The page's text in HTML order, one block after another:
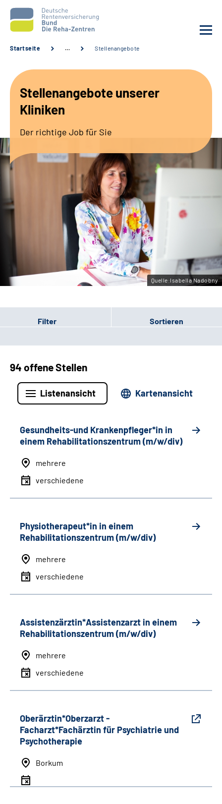
Unsere Kliniken
Sozialdienste & Zuweisende
Erweiterte Suche
Gebärdensprache
Leichte Sprache
Startseite … Stellenangebote
Stellenangebote unserer
Kliniken
Der richtige Job für Sie
Quelle:Isabella Nadobny
Filter Sortieren
94 offene Stellen
Listenansicht Kartenansicht
Gesundheits-und Krankenpfleger*in in
einem Rehabilitationszentrum (m/w/div)
mehrere
verschiedene
Physiotherapeut*in in einem
Rehabilitationszentrum (m/w/div)
mehrere
verschiedene
Assistenzärztin*Assistenzarzt in einem
Rehabilitationszentrum (m/w/div)
mehrere
verschiedene
Oberärztin*Oberzarzt -
Facharzt*Fachärztin für Psychiatrie und
Psychotherapie
Borkum